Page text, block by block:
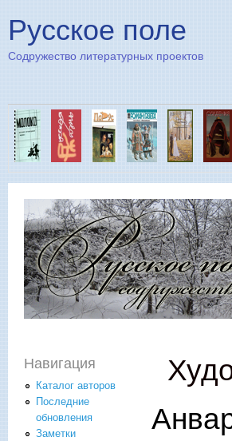
Русское поле
Содружество литературных проектов
Навигация
Каталог авторов
Последние
обновления
Заметки